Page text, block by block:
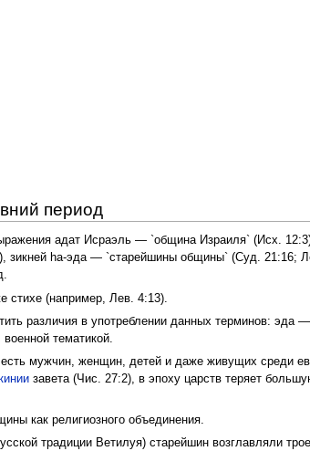
период
адат Исраэль — `община Израиля` (Исх.
зикней hа-эда — `старейшины общины` (Суд. 21:16;
стихе (например, Лев. 4:13).
различия в употреблении данных терминов: эда
тематикой.
мужчин, женщин, детей и даже живущих среди
завета (Чис. 27:2), в эпоху царств теряет
как религиозного объединения.
традиции Ветилуя) старейшин возглавляли